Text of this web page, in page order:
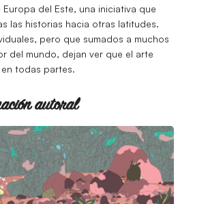
del Este, una iniciativa que
las historias hacia otras latitudes.
pero que sumados a muchos
del mundo, dejan ver que el arte
todas partes.
autoral